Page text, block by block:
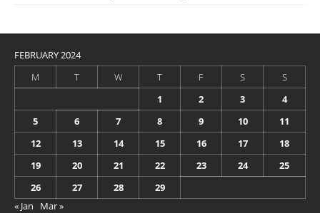
FEBRUARY 2024
M
T W T F S
S
1
2 3
4
5
6 7 8 9 10
11
12
13 14 15 16 17
18
19
20 21 22 23 24
25
26
27 28
29
« Jan
Mar »